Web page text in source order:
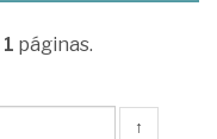
1 páginas.
↑